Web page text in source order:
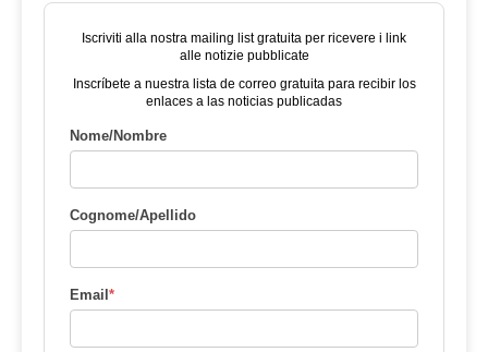
Iscriviti alla nostra mailing list gratuita per ricevere i link
alle notizie pubblicate
Inscríbete a nuestra lista de correo gratuita para recibir los
enlaces a las noticias publicadas
Nome/Nombre
Cognome/Apellido
Email *